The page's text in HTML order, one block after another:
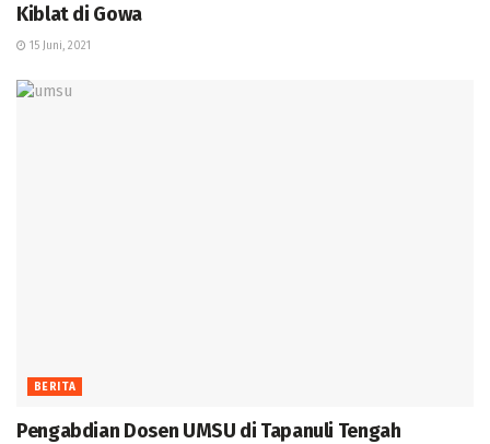
Kiblat di Gowa
15 Juni, 2021
BERITA
Pengabdian Dosen UMSU di Tapanuli Tengah